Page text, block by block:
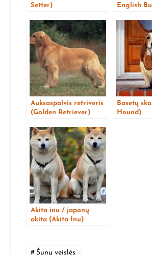
Setter)
English
Auksaspalvis retriveris
(Golden Retriever)
Basetų
Hound)
Akita inu / japonų
akita (Akita Inu)
Šunų veislės